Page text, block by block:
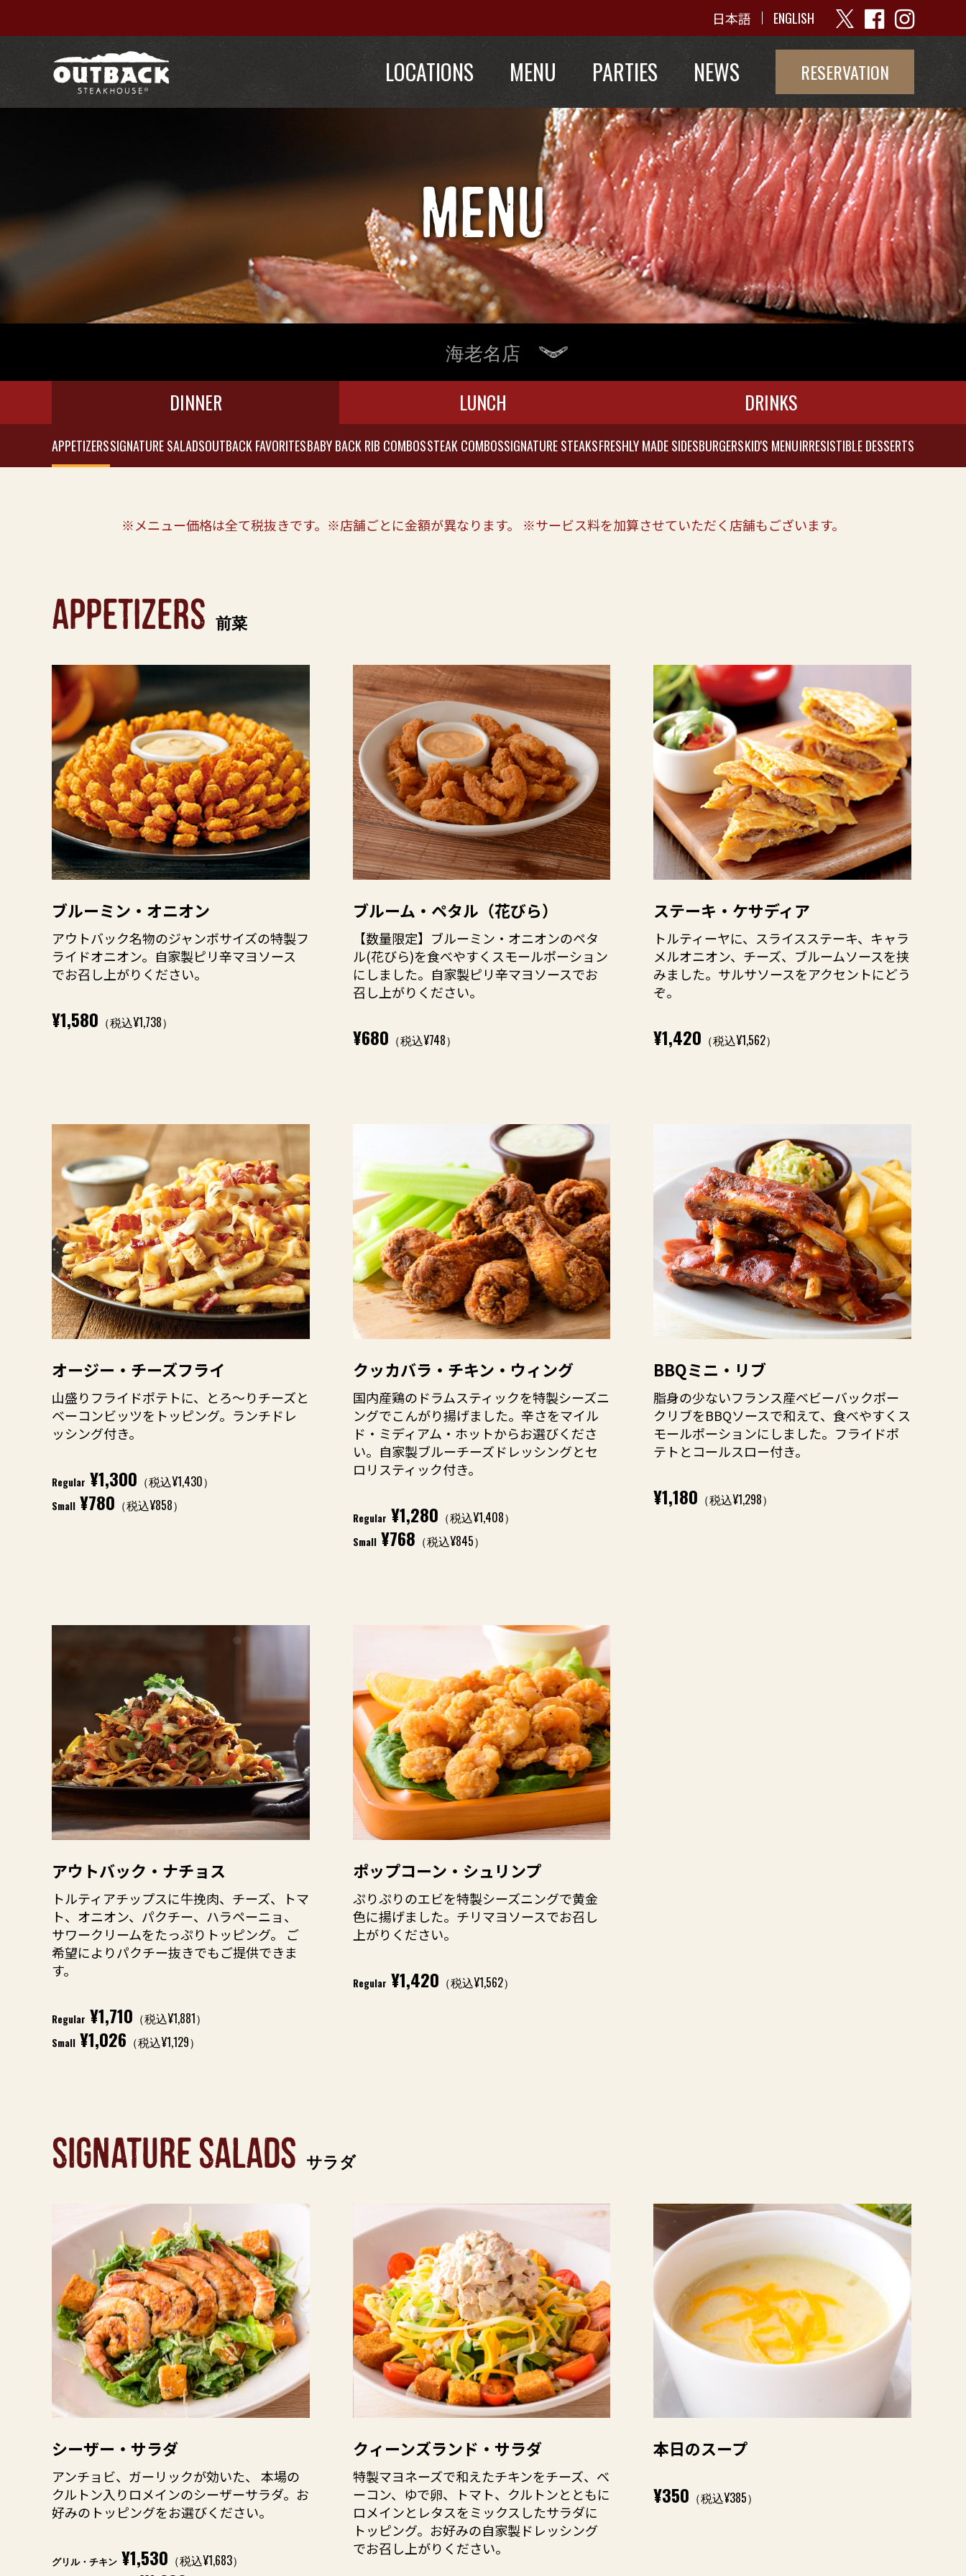
日本語 ENGLISH
LOCATIONS MENU PARTIES NEWS RESERVATION
MENU
海老名店
DINNER
LUNCH DRINKS
APPETIZERSSIGNATURE SALADSOUTBACK FAVORITESBABY BACK RIB COMBOSSTEAK COMBOSSIGNATURE STEAKSFRESHLY MADE SIDESBURGERSKID'S MENUIRRESISTIBLE DESSERTS
※メニュー価格は全て税抜きです。※店舗ごとに金額が異なります。 ※サービス料を加算させていただく店舗もございます。
appetizers 前菜
ブルーミン・オニオン
アウトバック名物のジャンボサイズの特製フ
ライドオニオン。自家製ピリ辛マヨソース
でお召し上がりください。
¥1,580 （税込¥1,738）
ブルーム・ペタル（花びら）
【数量限定】ブルーミン・オニオンのペタ
ル(花びら)を食べやすくスモールポーション
にしました。自家製ピリ辛マヨソースでお
召し上がりください。
¥680 （税込¥748）
ステーキ・ケサディア
トルティーヤに、スライスステーキ、キャラ
メルオニオン、チーズ、ブルームソースを挟
みました。サルサソースをアクセントにどう
ぞ。
¥1,420 （税込¥1,562）
オージー・チーズフライ
山盛りフライドポテトに、とろ～りチーズと
ベーコンビッツをトッピング。ランチドレ
ッシング付き。
Regular ¥1,300 （税込¥1,430）
Small ¥780 （税込¥858）
クッカバラ・チキン・ウィング
国内産鶏のドラムスティックを特製シーズニ
ングでこんがり揚げました。辛さをマイル
ド・ミディアム・ホットからお選びくださ
い。自家製ブルーチーズドレッシングとセ
ロリスティック付き。
Regular ¥1,280 （税込¥1,408）
Small¥768 （税込¥845）
BBQミニ・リブ
脂身の少ないフランス産ベビーバックポー
クリブをBBQソースで和えて、食べやすくス
モールポーションにしました。フライドポ
テトとコールスロー付き。
¥1,180 （税込¥1,298）
アウトバック・ナチョス
トルティアチップスに牛挽肉、チーズ、トマ
ト、オニオン、パクチー、ハラペーニョ、
サワークリームをたっぷりトッピング。 ご
希望によりパクチー抜きでもご提供できま
す。
Regular ¥1,710 （税込¥1,881）
Small ¥1,026 （税込¥1,129）
ポップコーン・シュリンプ
ぷりぷりのエビを特製シーズニングで黄金
色に揚げました。チリマヨソースでお召し
上がりください。
Regular ¥1,420 （税込¥1,562）
SIGNATURE SALADS サラダ
シーザー・サラダ
アンチョビ、ガーリックが効いた、 本場の
クルトン入りロメインのシーザーサラダ。お
好みのトッピングをお選びください。
グリル・チキン ¥1,530 （税込¥1,683）
クィーンズランド・サラダ
特製マヨネーズで和えたチキンをチーズ、ベ
ーコン、ゆで卵、トマト、クルトンとともに
ロメインとレタスをミックスしたサラダに
トッピング。お好みの自家製ドレッシング
でお召し上がりください。
本日のスープ
¥350 （税込¥385）